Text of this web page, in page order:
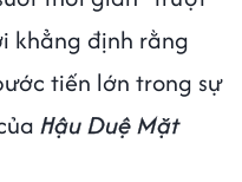
khẳng định rằng
tiến lớn trong sự
Hậu Duệ Mặt